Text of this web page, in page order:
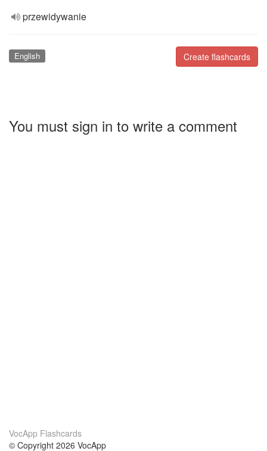
przewidywanie
Create flashcards
English
You must sign in to write a comment
VocApp Flashcards
© Copyright 2026 VocApp